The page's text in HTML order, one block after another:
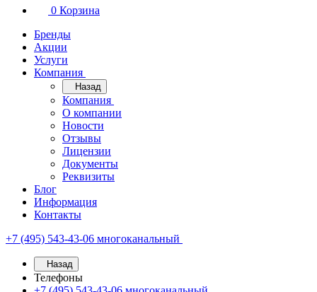
0 Корзина
Бренды
Акции
Услуги
Компания
Назад
Компания
О компании
Новости
Отзывы
Лицензии
Документы
Реквизиты
Блог
Информация
Контакты
+7 (495) 543-43-06 многоканальный
Назад
Телефоны